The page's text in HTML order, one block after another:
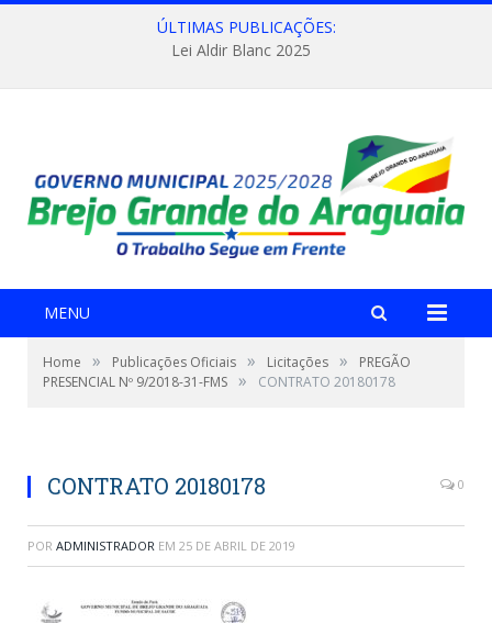
ÚLTIMAS PUBLICAÇÕES:
Lei Aldir Blanc 2025
MENU
Home » Publicações Oficiais » Licitações »
PREGÃO
PRESENCIAL Nº 9/2018-31-FMS » CONTRATO 20180178
CONTRATO 20180178 0
POR ADMINISTRADOR EM 25 DE ABRIL DE 2019